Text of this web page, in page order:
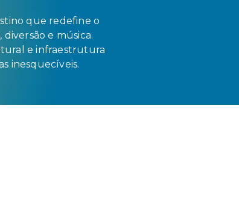
que redefine o
e música.
e infraestrutura
inesquecíveis.